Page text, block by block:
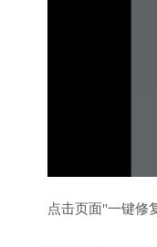
点击页面"一键修